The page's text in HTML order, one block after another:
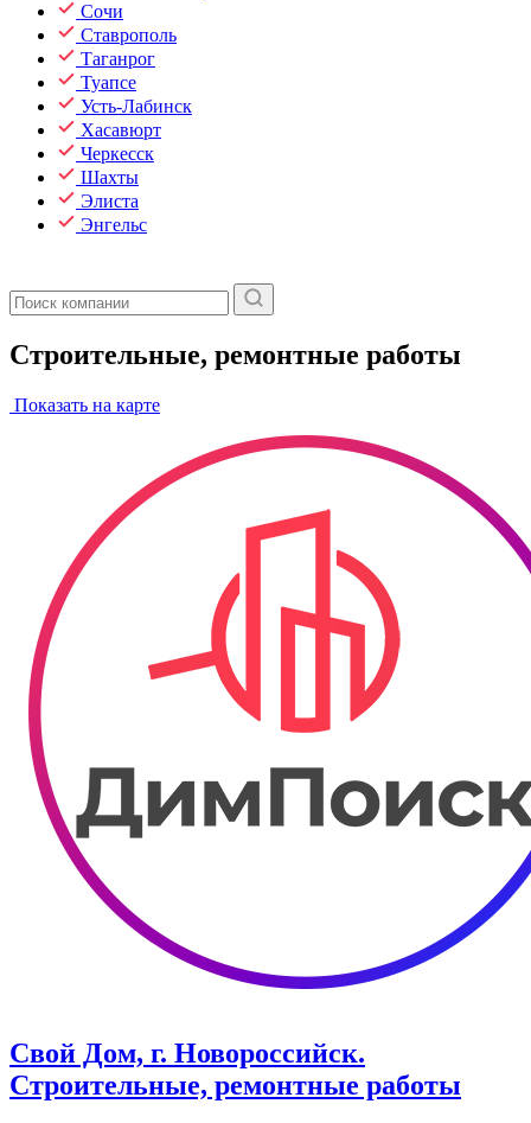
Сочи
Ставрополь
Таганрог
Туапсе
Усть-Лабинск
Хасавюрт
Черкесск
Шахты
Элиста
Энгельс
Строительные, ремонтные работы
Показать на карте
Свой Дом, г. Новороссийск.
Строительные, ремонтные работы